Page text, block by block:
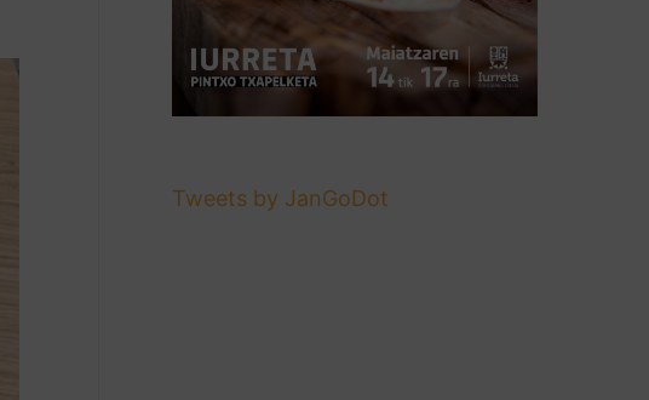
Tweets by JanGoDot